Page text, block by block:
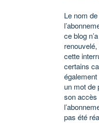
Le nom
ce blog
cette
certains
un mot de
son accès
pas été